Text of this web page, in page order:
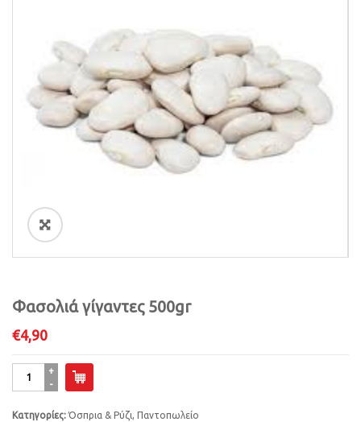
ðŸ”
Φασολιά γίγαντες 500gr
€4,90
Φασολιά
ποσότητα
Κατηγορίες: Όσπρια & Ρύζι, Παντοπωλείο